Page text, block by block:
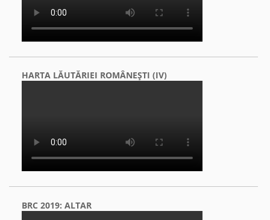
HARTA LĂUTĂRIEI ROMÂNEŞTI (IV)
BRC 2019: ALTAR